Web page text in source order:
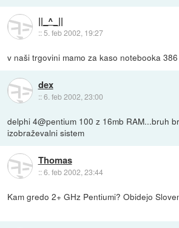
||_^_||
::5. feb 2002, 19:27
v naši trgovini mamo za kaso notebooka
dex
::6. feb 2002, 23:00
delphi 4@pentium 100 z 16mb RAM...bruh
izobraževalni sistem
Thomas
::6. feb 2002, 23:44
Kam gredo 2+ GHz Pentiumi? Obidejo